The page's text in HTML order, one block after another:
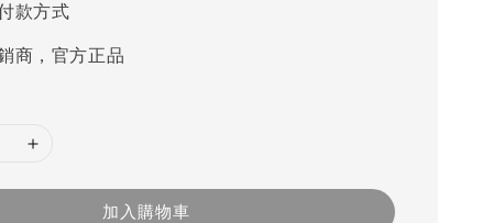
款方式
商，官方正品
加入購物車